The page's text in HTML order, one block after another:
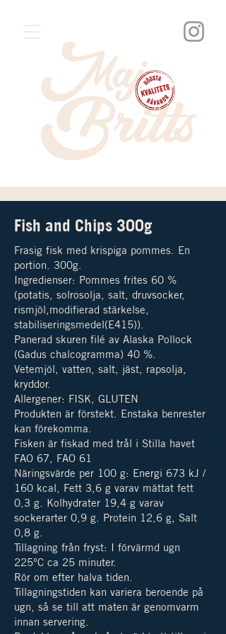
Fish and Chips 300g
Frasig fisk med krispiga pommes. En
portion. 300g.
Ingredienser: Pommes frites 60 %
(potatis, solrosolja, salt, druvsocker,
rismjöl,modifierad stärkelse,
stabiliseringsmedel(E415)).
Panerad skuren filé av Alaska Pollock
(Gadus chalcogramma) 40 %.
Vetemjöl, vatten, salt, jäst, rapsolja,
kryddor.
Allergener: FISK, GLUTEN
Produkten är förstekt. Enstaka benrester
kan förekomma.
Fisken är fiskad med trål i Stilla havet
FAO 67, FAO 61
Näringsvärde per 100 g: Energi 673 kJ /
160 kcal, Fett 3,6 g varav mättat fett
0,3 g. Kolhydrater 19,4 g varav
sockerarter 0,9 g. Protein 12,6 g, Salt
0,8 g.
Tillagning från fryst: I förvärmd ugn
225°C ca 25 minuter.
Rör om efter halva tiden.
Tillagningstiden kan variera beroende på
ugn, så se till att maten är genomvarm
innan servering.